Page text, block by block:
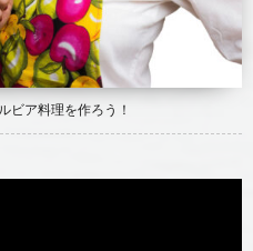
ビア料理を作ろう！